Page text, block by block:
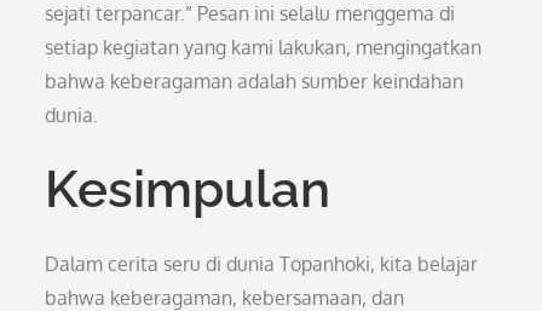
sejati terpancar.” Pesan ini selalu menggema di
setiap kegiatan yang kami lakukan, mengingatkan
bahwa keberagaman adalah sumber keindahan
dunia.
Kesimpulan
Dalam cerita seru di dunia Topanhoki, kita belajar
bahwa keberagaman, kebersamaan, dan